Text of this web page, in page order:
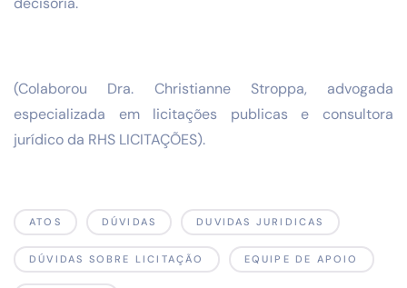
(Colaborou Dra. Christianne Stroppa, advogada
especializada em licitações publicas e consultora
jurídico da RHS LICITAÇÕES).
ATOS DÚVIDAS DUVIDAS JURIDICAS
DÚVIDAS SOBRE LICITAÇÃO EQUIPE DE APOIO